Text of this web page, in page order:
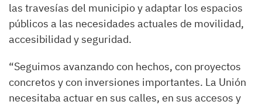
las travesías del municipio y adaptar los espacios
públicos a las necesidades actuales de movilidad,
accesibilidad y seguridad.
“Seguimos avanzando con hechos, con proyectos
concretos y con inversiones importantes. La Unión
necesitaba actuar en sus calles, en sus accesos y